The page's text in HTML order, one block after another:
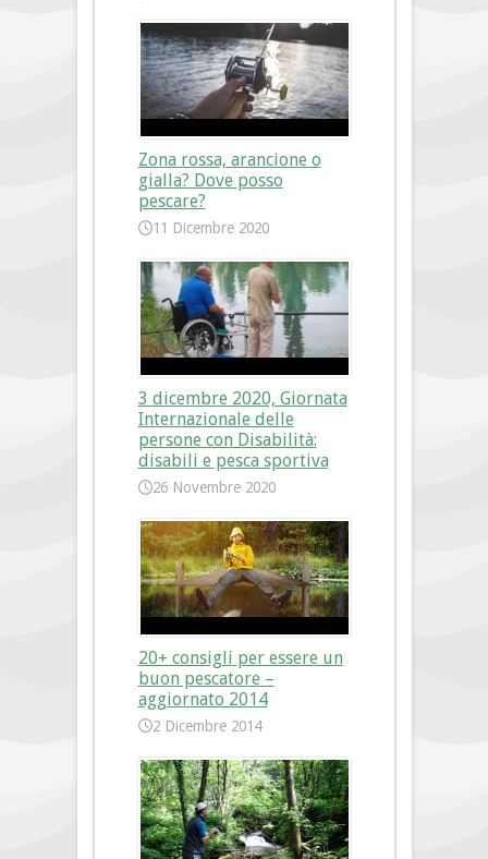
Zona rossa, arancione o
gialla? Dove posso
pescare?
11 Dicembre 2020
3 dicembre 2020, Giornata
Internazionale delle
persone con Disabilità:
disabili e pesca sportiva
26 Novembre 2020
20+ consigli per essere un
buon pescatore –
aggiornato 2014
2 Dicembre 2014